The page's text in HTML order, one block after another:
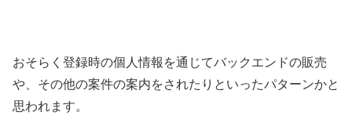
おそらく登録時の個人情報を通じてバックエンドの販売
や、その他の案件の案内をされたりといったパターンかと
思われます。